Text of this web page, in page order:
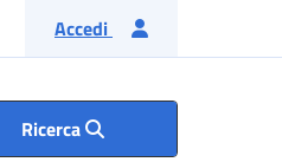
Lingua italiana
Accedi
Ricerca